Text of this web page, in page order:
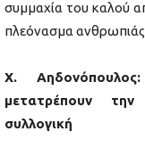
συμμαχία του καλού
πλεόνασμα
Χ.
μετατρέπουν
συλλογική